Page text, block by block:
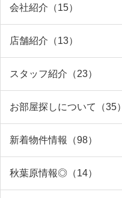
会社紹介（15）
店舗紹介（13）
スタッフ紹介（23）
お部屋探しについて（35）
新着物件情報（98）
秋葉原情報◎（14）